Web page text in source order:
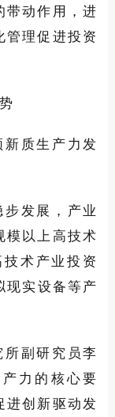
带动作用，进
理促进投资
质生产力发
发展，产业
模以上高技术
术产业投资
现实设备等产
副研究员李
力的核心要
进创新驱动发